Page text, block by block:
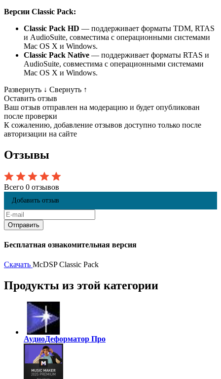
Версии Classic Pack:
Classic Pack HD — поддерживает форматы TDM, RTAS
и AudioSuite, совместима с операционными системами
Mac OS X и Windows.
Classic Pack Native — поддерживает форматы RTAS и
AudioSuite, совместима с операционными системами
Mac OS X и Windows.
Развернуть ↓ Свернуть ↑
Оставить отзыв
Ваш отзыв отправлен на модерацию и будет опубликован
после проверки
К сожалению, добавление отзывов доступно только после
авторизации на сайте
Отзывы
Всего 0 отзывов
Добавить отзыв
Бесплатная ознакомительная версия
Скачать McDSP Classic Pack
Продукты из этой категории
АудиоДеформатор Про